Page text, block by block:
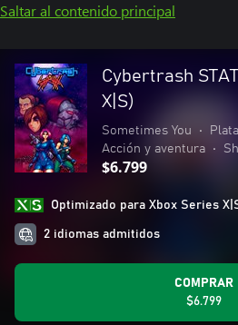
Saltar al contenido principal
Cybertrash
X|S)
Sometimes You •
Acción y aventura
•
$6.799
Optimizado para Xbox Series
2 idiomas admitidos
COMPRAR
$6.799